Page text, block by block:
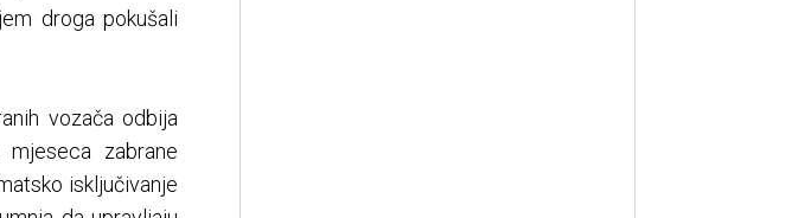
droga pokušali
vozača odbija
zabrane
isključivanje